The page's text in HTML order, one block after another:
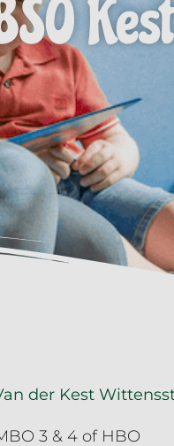
der Kest
3 & 4 of HBO